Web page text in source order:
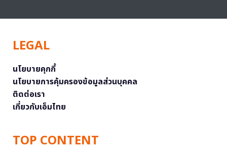
LEGAL
นโยบายคุกกี้
นโยบายการคุ้มครองข้อมูลส่วนบุคคล
ติดต่อเรา
เกี่ยวกับเอ็มไทย
TOP CONTENT